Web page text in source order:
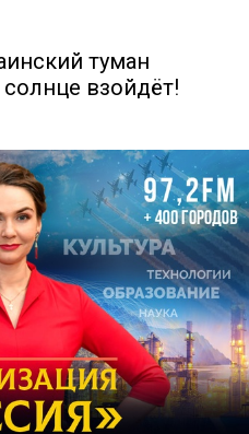
туман
солнце взойдёт!